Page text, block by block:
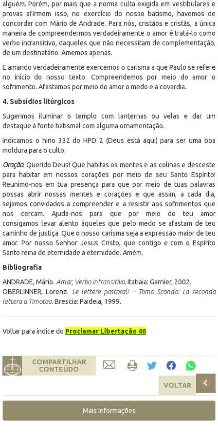
alguém. Porém, por mais que a norma culta exigida em vestibulares e
provas afirmem isso, no exercício do nosso batismo, havemos de
concordar com Mário de Andrade. Para nós, cristãos e cristãs, a única
maneira de compreendermos verdadeiramente o amor é tratá-lo como
verbo intransitivo, daqueles que não necessitam de complementação,
de um destinatário. Amemos apenas.
E amando verdadeiramente exercemos o carisma a que Paulo se refere
no início do nosso texto. Compreendemos por meio do amor o
sofrimento. Afastamos por meio do amor o medo e a covardia.
4. Subsídios litúrgicos
Sugerimos iluminar o templo com lanternas ou velas e dar um
destaque à fonte batismal com alguma ornamentação.
Indicamos o hino 332 do HPD 2 (Deus está aqui) para ser uma boa
moldura para o culto.
Oração: Querido Deus! Que habitas os montes e as colinas e desceste
para habitar em nossos corações por meio de seu Santo Espírito!
Reunimo-nos em tua presença para que por meio de tuas palavras
possas abrir nossas mentes e corações e que assim, a cada dia,
sejamos convidados a compreender e a resistir aos sofrimentos que
nos cercam. Ajuda-nos para que por meio do teu amor
consigamos levar alento àqueles que pelo medo se afastam de teu
caminho de justiça. Que o nosso carisma seja a expressão maior de teu
amor. Por nosso Senhor Jesus Cristo, que contigo e com o Espírito
Santo reina de eternidade a eternidade. Amém.
Bibliografia
ANDRADE, Mário. Amar, Verbo Intransitivo. Itatiaia: Garnier, 2002.
OBERLINNER, Lorenz. Le lettere pastorali – Tomo Scondo: La seconda
lettera a Timoteo. Brescia: Paideia, 1999.
Voltar para índice do Proclamar Libertação 46
COMPARTILHAR
CONTEÚDO
VOLTAR
Mais Informações